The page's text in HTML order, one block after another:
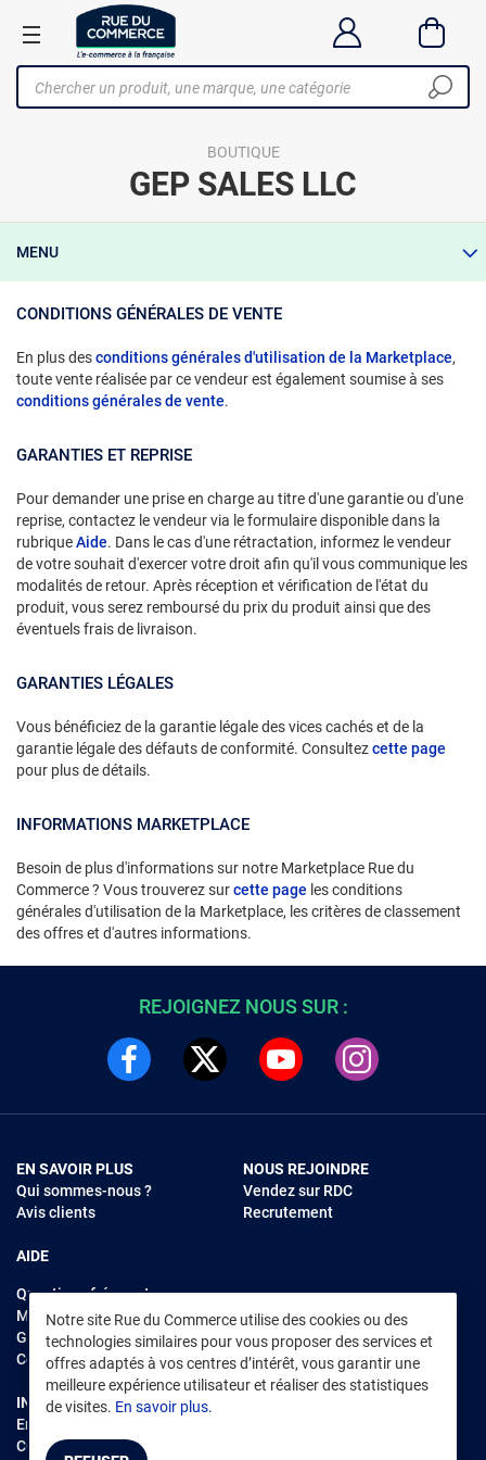
BOUTIQUE
GEP SALES LLC
MENU
CONDITIONS GÉNÉRALES DE VENTE
En plus desconditions générales d'utilisation de la Marketplace,
toute vente réalisée par ce vendeur est également soumise à ses
conditions générales de vente.
GARANTIES ET REPRISE
Pour demander une prise en charge au titre d'une garantie ou d'une
reprise, contactez le vendeur via le formulaire disponible dans la
rubriqueAide. Dans le cas d'une rétractation, informez le vendeur
de votre souhait d'exercer votre droit afin qu'il vous communique les
modalités de retour. Après réception et vérification de l'état du
produit, vous serez remboursé du prix du produit ainsi que des
éventuels frais de livraison.
GARANTIES LÉGALES
Vous bénéficiez de la garantie légale des vices cachés et de la
garantie légale des défauts de conformité. Consultezcette page
pour plus de détails.
INFORMATIONS MARKETPLACE
Besoin de plus d'informations sur notre Marketplace Rue du
Commerce ? Vous trouverez surcette page les conditions
générales d'utilisation de la Marketplace, les critères de classement
des offres et d'autres informations.
REJOIGNEZ NOUS SUR :
EN SAVOIR PLUS
Qui sommes-nous ?
Avis clients
AIDE
Questions fréquentes
Modes de règlements
Garantie et retours
Contacter Rue du Commerce
NOUS REJOINDRE
Vendez sur RDC
Recrutement
INFORMATIONS LÉGALES
Environnement
CGV /CGU Marketplace
Notre site Rue du Commerce utilise des cookies ou des
technologies similaires pour vous proposer des services et
offres adaptés à vos centres d’intérêt, vous garantir une
meilleure expérience utilisateur et réaliser des statistiques
de visites. En savoir plus.